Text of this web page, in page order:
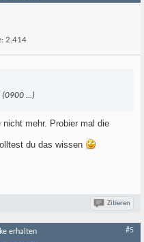
2.414
...)
mehr. Probier mal die
du das wissen
Zitieren
erhalten
#5